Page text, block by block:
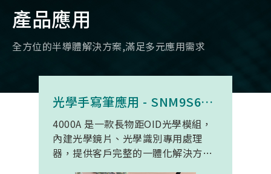
產品應用
全方位的半導體解決方案,滿足多元應用需求
光學手寫筆應用 - SNM9S6100BC4000A
4000A 是一款長物距OID光學模組，
內建光學鏡片、光學識別專用處理
器，提供客戶完整的一體化解決方